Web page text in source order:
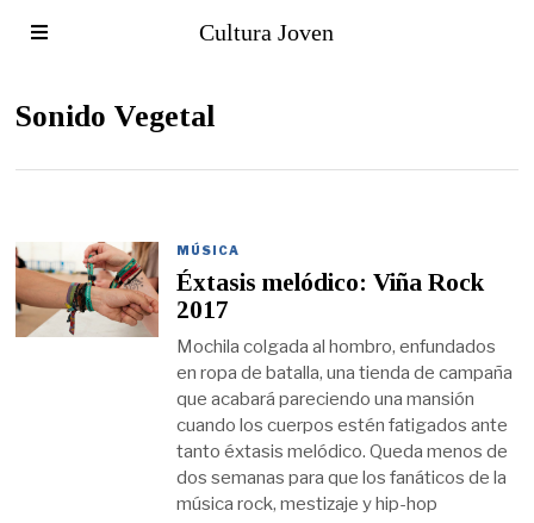
Cultura Joven
Sonido Vegetal
MÚSICA
Éxtasis melódico: Viña Rock
2017
Mochila colgada al hombro, enfundados
en ropa de batalla, una tienda de campaña
que acabará pareciendo una mansión
cuando los cuerpos estén fatigados ante
tanto éxtasis melódico. Queda menos de
dos semanas para que los fanáticos de la
música rock, mestizaje y hip-hop